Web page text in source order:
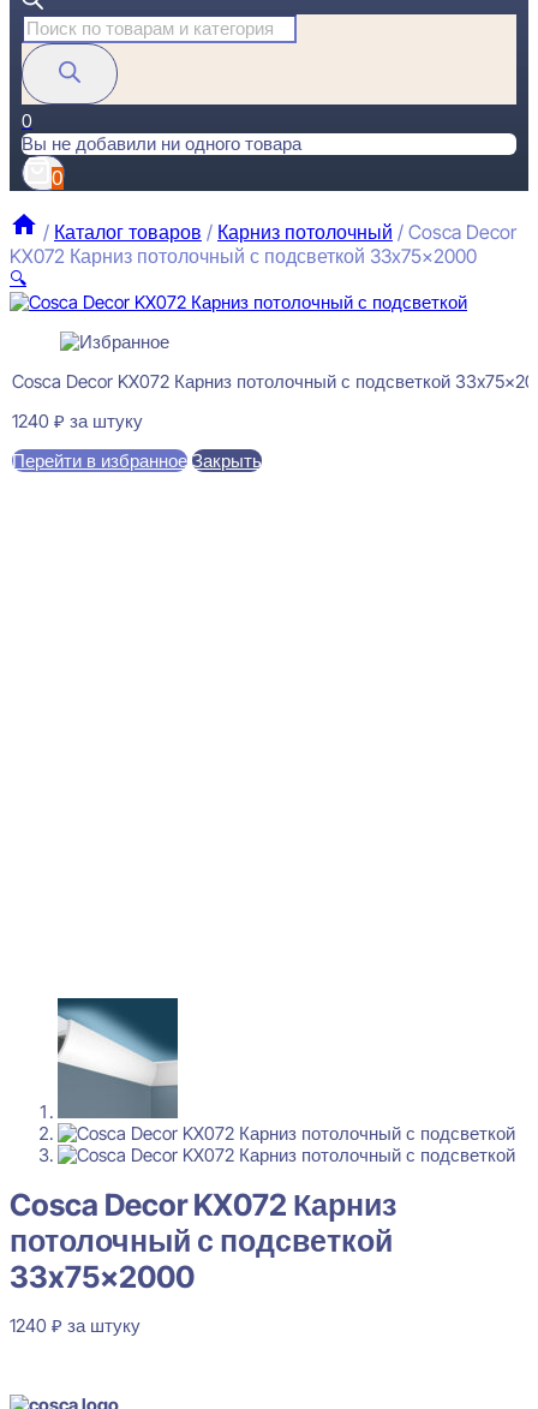
Поиск
товаров
0
Вы не добавили ни одного товара
0
/ Каталог товаров / Карниз потолочный / Cosca Decor
KX072 Карниз потолочный с подсветкой 33x75x2000
🔍
Cosca Decor KX072 Карниз потолочный с подсветкой
1240 ₽ за штуку
Перейти в избранное Закрыть
Cosca Decor KX072 Карниз
потолочный с подсветкой
33x75x2000
1240 ₽ за штуку